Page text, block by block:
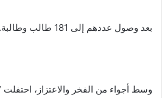
بعد وصول عددهم إلى 181 طالب وطالبة..
وسط أجواء من الفخر والاعتزاز، احتفلت